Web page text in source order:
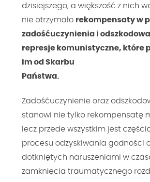
dzisiejszego, a większość z nich
nie otrzymało rekompensaty w
zadośćuczynienia i
represje komunistyczne, które
im od Skarbu
Państwa.
Zadośćuczynienie oraz
stanowi nie tylko rekompensatę
lecz przede wszystkim jest
procesu odzyskiwania godności
dotkniętych naruszeniami w
zamknięcia traumatycznego